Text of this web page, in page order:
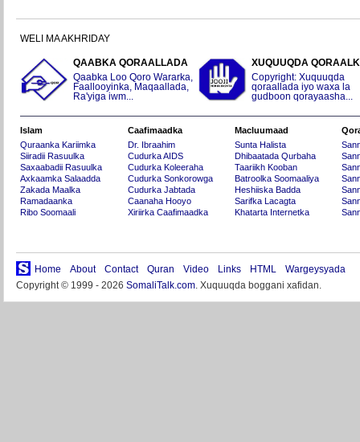
WELI MA AKHRIDAY
QAABKA QORAALLADA
Qaabka Loo Qoro Wararka,
Faallooyinka, Maqaallada,
Ra'yiga iwm...
XUQUUQDA
Copyright: Xuquuqda
qoraallada iyo waxa la
gudboon qorayaasha...
Islam
Quraanka Kariimka
Siiradii Rasuulka
Saxaabadii Rasuulka
Axkaamka Salaadda
Zakada Maalka
Ramadaanka
Ribo Soomaali
Caafimaadka
Dr. Ibraahim
Cudurka AIDS
Cudurka Koleeraha
Cudurka Sonkorowga
Cudurka Jabtada
Caanaha Hooyo
Xiriirka Caafimaadka
Macluumaad
Sunta Halista
Dhibaatada Qurbaha
Taariikh Kooban
Batroolka Soomaaliya
Heshiiska Badda
Sarifka Lacagta
Khatarta Internetka
Home About Contact Quran Video Links HTML
Wargeysyada
Copyright © 1999 - 2026 SomaliTalk.com. Xuquuqda boggani xafidan.